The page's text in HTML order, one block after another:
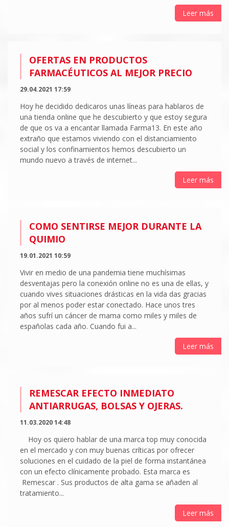
Leer más
OFERTAS EN PRODUCTOS
FARMACÉUTICOS AL MEJOR PRECIO
29.04.2021 17:59
Hoy he decidido dedicaros unas líneas para hablaros de
una tienda online que he descubierto y que estoy segura
de que os va a encantar llamada Farma13. En este año
extraño que estamos viviendo con el distanciamiento
social y los confinamientos hemos descubierto un
mundo nuevo a través de internet...
Leer más
COMO SENTIRSE MEJOR DURANTE LA
QUIMIO
19.01.2021 10:59
Vivir en medio de una pandemia tiene muchísimas
desventajas pero la conexión online no es una de ellas, y
cuando vives situaciones drásticas en la vida das gracias
por al menos poder estar conectado. Hace unos tres
años sufrí un cáncer de mama como miles y miles de
españolas cada año. Cuando fui a...
Leer más
REMESCAR EFECTO INMEDIATO
ANTIARRUGAS, BOLSAS Y OJERAS.
11.03.2020 14:48
Hoy os quiero hablar de una marca top muy conocida
en el mercado y con muy buenas críticas por ofrecer
soluciones en el cuidado de la piel de forma instantánea
con un efecto clínicamente probado. Esta marca es
Remescar . Sus productos de alta gama se añaden al
tratamiento...
Leer más